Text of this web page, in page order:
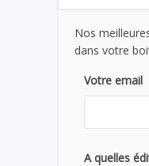
Nos
dans votre
Votre email
A quelles